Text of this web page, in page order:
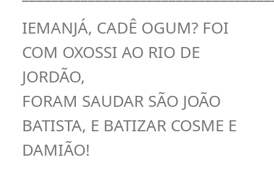
IEMANJÁ, CADÊ OGUM? FOI
COM OXOSSI AO RIO DE
JORDÃO,
FORAM SAUDAR SÃO JOÃO
BATISTA, E BATIZAR COSME E
DAMIÃO!